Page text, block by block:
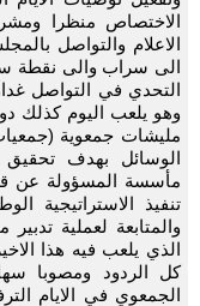
الاختصاص منظرا
الاعلام والتواصل
الى سراب والى نقطة
التحدي في التواصل
وهو يلعب اليوم كذلك
مليشات جمعوية
الوسائل بهدف تحقيق
مأسسة المسؤولة عن
تنفيذ الاستراتيجية
والمتابعة لعملية
الذي يلعب فيه هذا
كل الردود ومصوبا
الجمعوي في الايام